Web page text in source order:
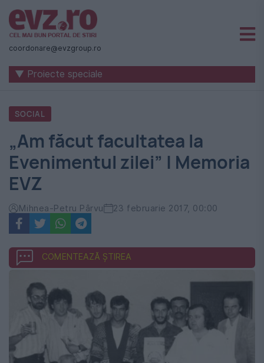
Știri
naționale
internaționale
România
-
Evenimentul
Zilei
coordonare@evzgroup.ro
▼ Proiecte speciale
SOCIAL
„Am făcut facultatea la
Evenimentul zilei” | Memoria
EVZ
Mihnea-Petru Pârvu 23 februarie 2017, 00:00
COMENTEAZĂ ȘTIREA